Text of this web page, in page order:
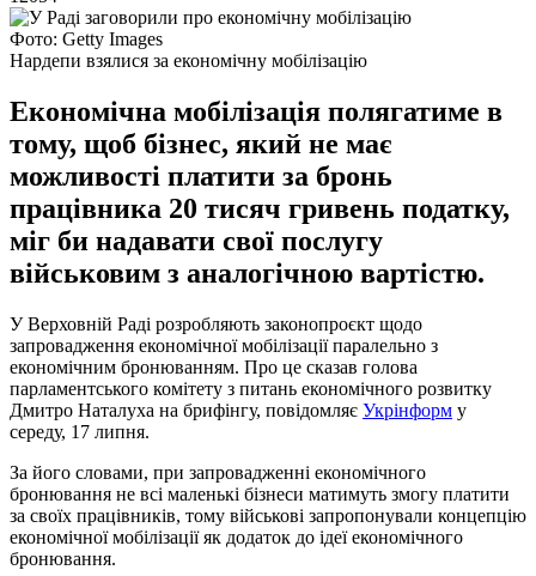
Фото: Getty Images
Нардепи взялися за економічну мобілізацію
Економічна мобілізація полягатиме в
тому, щоб бізнес, який не має
можливості платити за бронь
працівника 20 тисяч гривень податку,
міг би надавати свої послугу
військовим з аналогічною вартістю.
У Верховній Раді розробляють законопроєкт щодо
запровадження економічної мобілізації паралельно з
економічним бронюванням. Про це сказав голова
парламентського комітету з питань економічного розвитку
Дмитро Наталуха на брифінгу, повідомляє Укрінформ у
середу, 17 липня.
За його словами, при запровадженні економічного
бронювання не всі маленькі бізнеси матимуть змогу платити
за своїх працівників, тому військові запропонували концепцію
економічної мобілізації як додаток до ідеї економічного
бронювання.